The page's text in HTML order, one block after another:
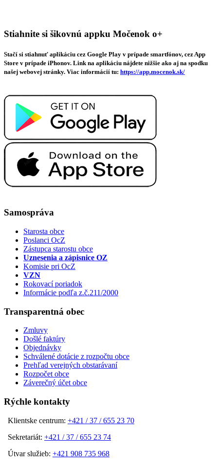
Stiahnite si šikovnú appku Močenok o+
Stačí si stiahnuť aplikáciu cez Google Play v prípade smartfónov, cez App
Store v prípade iPhonov. Link na aplikáciu nájdete nižšie ako aj na spodku
našej webovej stránky. Viac informácií tu: https://app.mocenok.sk/
Samospráva
Starosta obce
Poslanci OcZ
Zástupca starostu obce
Uznesenia a zápisnice OZ
Komisie pri OcZ
VZN
Rokovací poriadok
Informácie podľa z.č.211/2000
Transparentná obec
Zmluvy
Došlé faktúry
Objednávky
Schválené dotácie z rozpočtu obce
Prehľad verejných obstarávaní
Rozpočet obce
Záverečný účet obce
Rýchle kontakty
Klientske centrum: +421 / 37 / 655 23 70
Sekretariát: +421 / 37 / 655 23 74
Útvar služieb: +421 908 735 968